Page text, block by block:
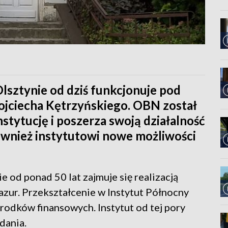
od dziś funkcjonuje pod
Kętrzyńskiego. OBN został
i poszerza swoją działalność
instytutowi nowe możliwości
od ponad 50 lat zajmuje się realizacją
Przekształcenie w Instytut Północny
finansowych. Instytut od tej pory